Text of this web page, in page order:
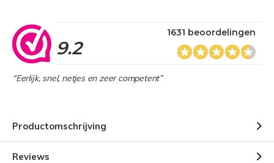
9.2
1631 beoordelingen
“Eerlijk, snel, netjes en zeer competent”
Productomschrijving
Reviews